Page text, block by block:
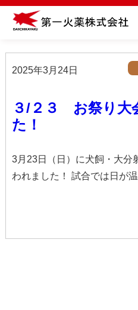
2025年3月24日
３/２３ お祭り大
た！
3月23日（日）に犬飼・大分
われました！ 試合では日が